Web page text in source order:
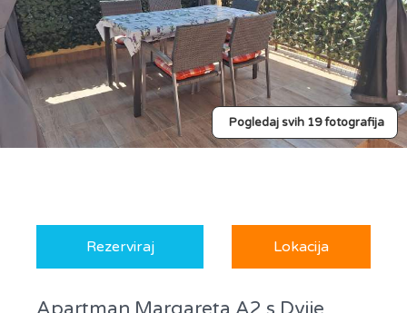
Pogledaj svih 19 fotografija
Rezerviraj Lokacija